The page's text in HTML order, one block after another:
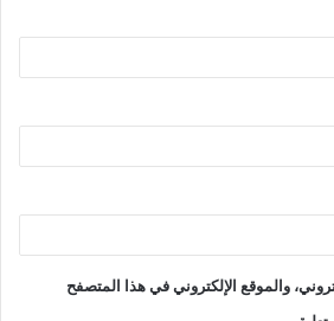
والموقع الإلكتروني في هذا المتصفح